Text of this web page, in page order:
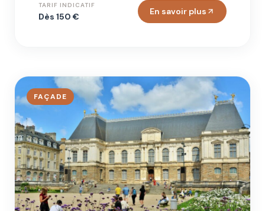
TARIF INDICATIF
Dès 150 € En savoir plus
FAÇADE